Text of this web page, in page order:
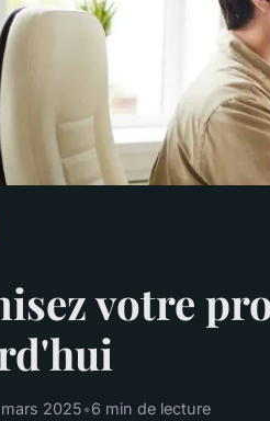
votre
2025•6 min de lecture